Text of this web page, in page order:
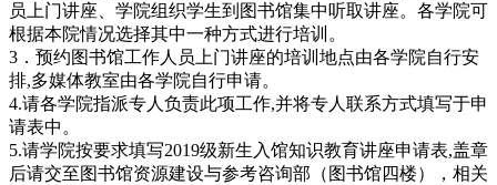
员上门讲座、学院组织学生到图书馆集中听取讲座。各学院可
根据本院情况选择其中一种方式进行培训。
3．预约图书馆工作人员上门讲座的培训地点由各学院自行安
排,多媒体教室由各学院自行申请。
4.请各学院指派专人负责此项工作,并将专人联系方式填写于申
请表中。
5.请学院按要求填写2019级新生入馆知识教育讲座申请表,盖章
后请交至图书馆资源建设与参考咨询部（图书馆四楼），相关